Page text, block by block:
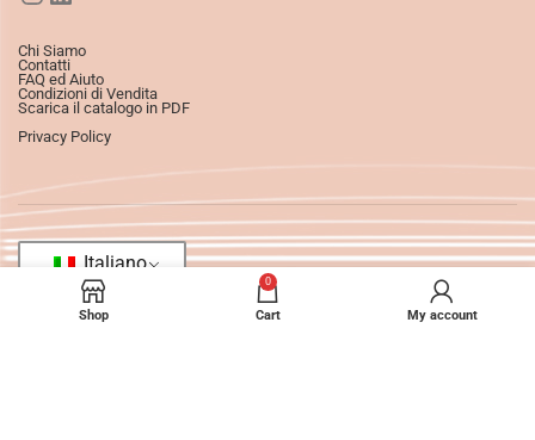
Chi Siamo
Contatti
FAQ ed Aiuto
Condizioni di Vendita
Scarica il catalogo in PDF
Privacy Policy
Italiano
Shop
0
Cart My account